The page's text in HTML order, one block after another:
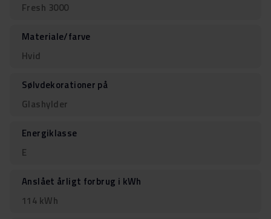
Fresh 3000
Materiale/farve
Hvid
Sølvdekorationer på
Glashylder
Energiklasse
E
Anslået årligt forbrug i kWh
114 kWh